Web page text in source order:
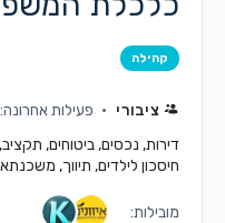
קהילה
ציבורי
פעילות אחרונה: לפני
דירות, נכסים, ביטוחים,
חיסכון לילדים, תיווך,
מובילות: